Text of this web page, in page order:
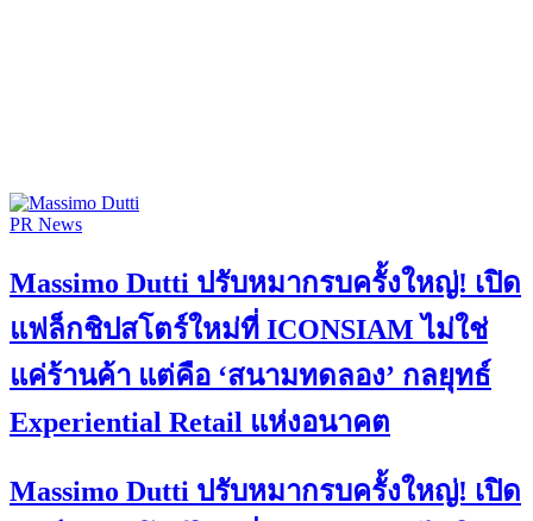
PR News
Massimo Dutti ปรับหมากรบครั้งใหญ่! เปิด
แฟล็กชิปสโตร์ใหม่ที่ ICONSIAM ไม่ใช่
แค่ร้านค้า แต่คือ ‘สนามทดลอง’ กลยุทธ์
Experiential Retail แห่งอนาคต
Massimo Dutti ปรับหมากรบครั้งใหญ่! เปิด